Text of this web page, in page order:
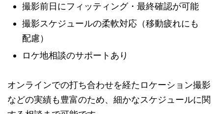
撮影前日にフィッティング・最終確認が可能
撮影スケジュールの柔軟対応（移動疲れにも
配慮）
ロケ地相談のサポートあり
オンラインでの打ち合わせを経たロケーション撮影
などの実績も豊富のため、細かなスケジュールに関